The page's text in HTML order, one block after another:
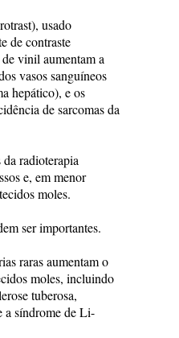
usado
de contraste
vinil aumentam a
vasos sanguíneos
hepático), e os
de sarcomas da
radioterapia
e, em menor
moles.
ser importantes.
raras aumentam o
moles, incluindo
tuberosa,
a síndrome de Li-